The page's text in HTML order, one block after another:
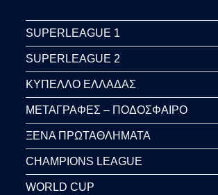
SUPERLEAGUE 1
SUPERLEAGUE 2
ΚΥΠΕΛΛΟ ΕΛΛΑΔΑΣ
ΜΕΤΑΓΡΑΦΕΣ – ΠΟΔΟΣΦΑΙΡΟ
ΞΕΝΑ ΠΡΩΤΑΘΛΗΜΑΤΑ
CHAMPIONS LEAGUE
WORLD CUP